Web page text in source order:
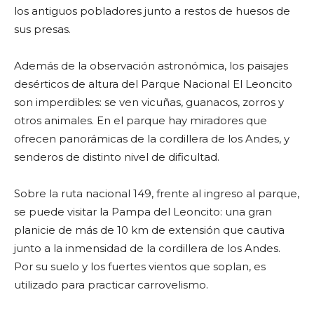
los antiguos pobladores junto a restos de huesos de
sus presas.
Además de la observación astronómica, los paisajes
desérticos de altura del Parque Nacional El Leoncito
son imperdibles: se ven vicuñas, guanacos, zorros y
otros animales. En el parque hay miradores que
ofrecen panorámicas de la cordillera de los Andes, y
senderos de distinto nivel de dificultad.
Sobre la ruta nacional 149, frente al ingreso al parque,
se puede visitar la Pampa del Leoncito: una gran
planicie de más de 10 km de extensión que cautiva
junto a la inmensidad de la cordillera de los Andes.
Por su suelo y los fuertes vientos que soplan, es
utilizado para practicar carrovelismo.